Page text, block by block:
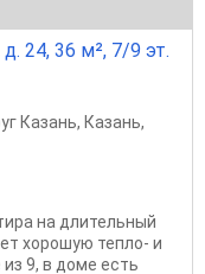
24, 36 м², 7/9 эт.
Казань, Казань,
на длительный
хорошую тепло- и
9, в доме есть